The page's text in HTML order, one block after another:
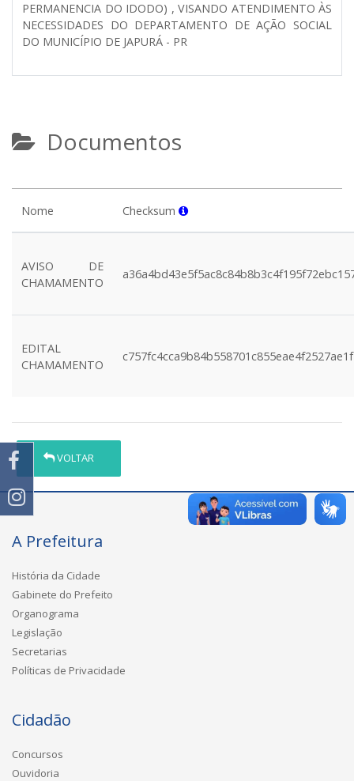
PERMANENCIA DO IDODO) , VISANDO ATENDIMENTO ÀS
NECESSIDADES DO DEPARTAMENTO DE AÇÃO SOCIAL
DO MUNICÍPIO DE JAPURÁ - PR
Documentos
Nome Checksum
AVISO DE
CHAMAMENTO
EDITAL
CHAMAMENTO
VOLTAR
A Prefeitura
História da Cidade
Gabinete do Prefeito
Organograma
Legislação
Secretarias
Políticas de Privacidade
Cidadão
Concursos
Ouvidoria